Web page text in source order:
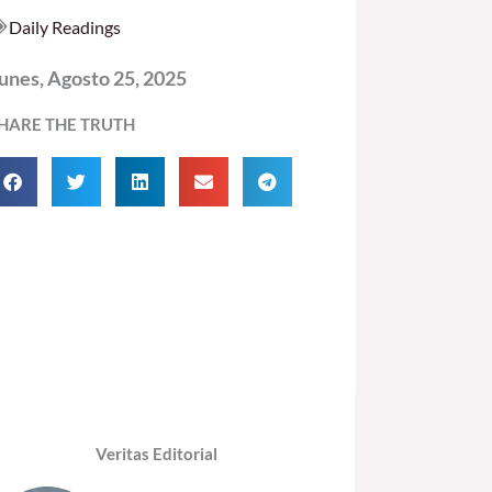
Daily Readings
Agosto 25, 2025
THE TRUTH
Veritas Editorial